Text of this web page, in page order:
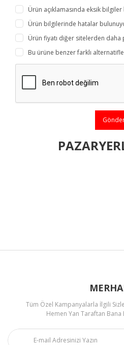
Ürün açıklamasında eksik
Ürün bilgilerinde hatalar
Ürün fiyatı diğer sitelerden daha
Bu ürüne benzer farklı
Tüm Özel Kampanyalarla İlgili
Hemen Yan Taraftan Bana